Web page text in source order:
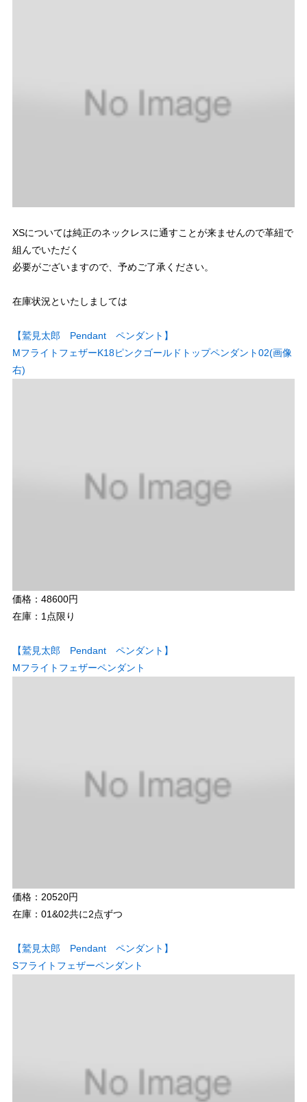
XSについては純正のネックレスに通すことが来ませんので革紐で
組んでいただく
必要がございますので、予めご了承ください。
在庫状況といたしましては
【鷲見太郎 Pendant ペンダント】
MフライトフェザーK18ピンクゴールドトップペンダント02(画像
右)
価格：48600円
在庫：1点限り
【鷲見太郎 Pendant ペンダント】
Mフライトフェザーペンダント
価格：20520円
在庫：01&02共に2点ずつ
【鷲見太郎 Pendant ペンダント】
Sフライトフェザーペンダント